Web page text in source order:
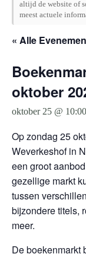
altijd de website of
meest actuele
« Alle
oktober
oktober 25 @ 10:00
Op zondag 25
Weverkeshof in
een groot
gezellige markt
tussen
bijzondere titels,
meer.
De boekenmarkt